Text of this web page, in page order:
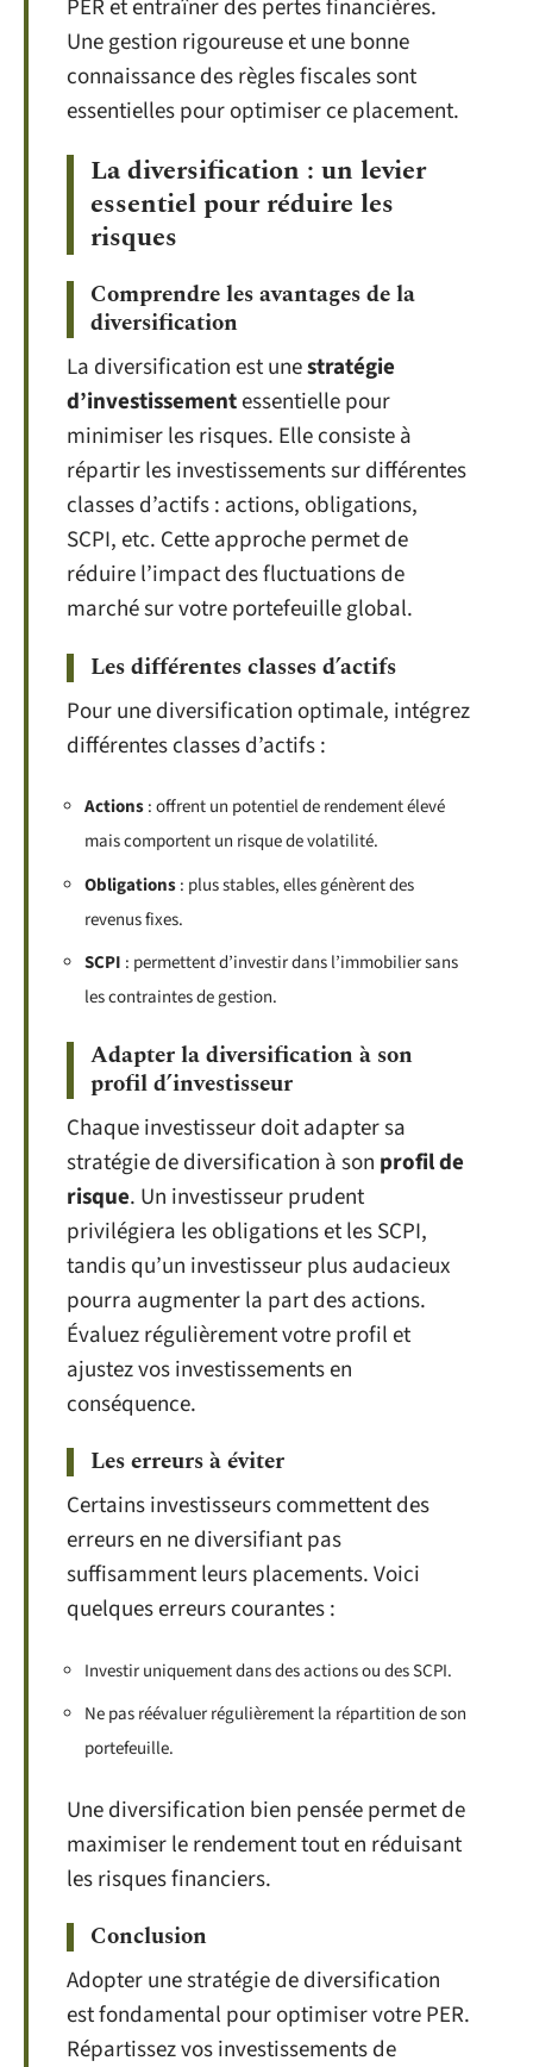
PER et entraîner des pertes financières.
Une gestion rigoureuse et une bonne
connaissance des règles fiscales sont
essentielles pour optimiser ce placement.
La diversification : un levier
essentiel pour réduire les
risques
Comprendre les avantages de la
diversification
La diversification est unestratégie
d’investissementessentielle pour
minimiser les risques. Elle consiste à
répartir les investissements sur différentes
classes d’actifs : actions, obligations,
SCPI, etc. Cette approche permet de
réduire l’impact des fluctuations de
marché sur votre portefeuille global.
Les différentes classes d’actifs
Pour une diversification optimale, intégrez
différentes classes d’actifs :
Actions: offrent un potentiel de rendement élevé
mais comportent un risque de volatilité.
Obligations: plus stables, elles génèrent des
revenus fixes.
SCPI : permettent d’investir dans l’immobilier sans
les contraintes de gestion.
Adapter la diversification à son
profil d’investisseur
Chaque investisseur doit adapter sa
stratégie de diversification à son profil de
risque. Un investisseur prudent
privilégiera les obligations et les SCPI,
tandis qu’un investisseur plus audacieux
pourra augmenter la part des actions.
Évaluez régulièrement votre profil et
ajustez vos investissements en
conséquence.
Les erreurs à éviter
Certains investisseurs commettent des
erreurs en ne diversifiant pas
suffisamment leurs placements. Voici
quelques erreurs courantes :
Investir uniquement dans des actions ou des SCPI.
Ne pas réévaluer régulièrement la répartition de son
portefeuille.
Une diversification bien pensée permet de
maximiser le rendement tout en réduisant
les risques financiers.
Conclusion
Adopter une stratégie de diversification
est fondamental pour optimiser votre PER.
Répartissez vos investissements de